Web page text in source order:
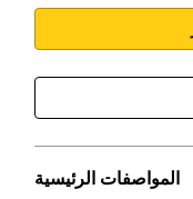
المواصفات الرئيسية